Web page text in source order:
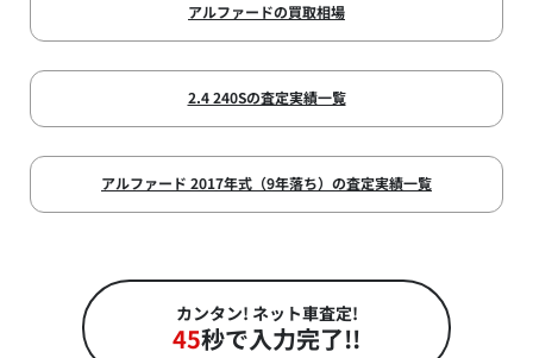
アルファードの買取相場
2.4 240Sの査定実績一覧
アルファード 2017年式（9年落ち）の査定実績一覧
カンタン! ネット車査定!
45秒で入力完了!!